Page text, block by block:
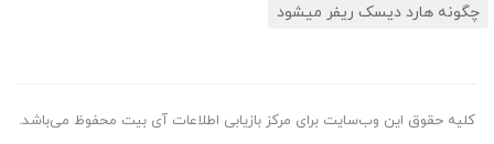
چگونه هارد دیسک ریفر میشود
کلیه حقوق این وب‌سایت برای مرکز بازیابی اطلاعات آی بیت محفوظ می‌باشد.